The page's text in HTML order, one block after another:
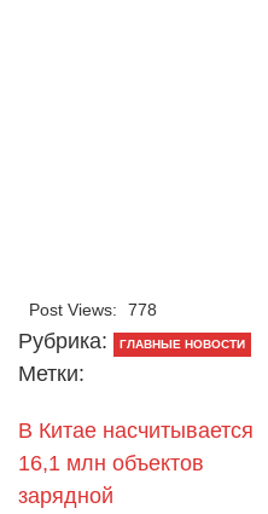
Post Views: 778
Рубрика: ГЛАВНЫЕ НОВОСТИ
Метки:
В Китае насчитывается
16,1 млн объектов
зарядной